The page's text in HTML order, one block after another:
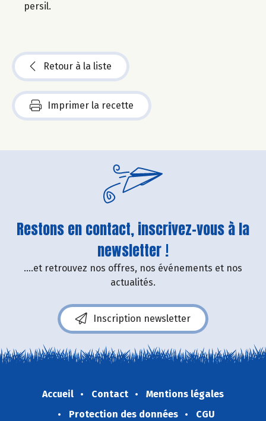
persil.
Retour à la liste
Imprimer la recette
Restons en contact, inscrivez-vous à la
newsletter !
....et retrouvez nos offres, nos événements et nos
actualités.
Inscription newsletter
Accueil Contact
Mentions légales
Protection des données
CGU